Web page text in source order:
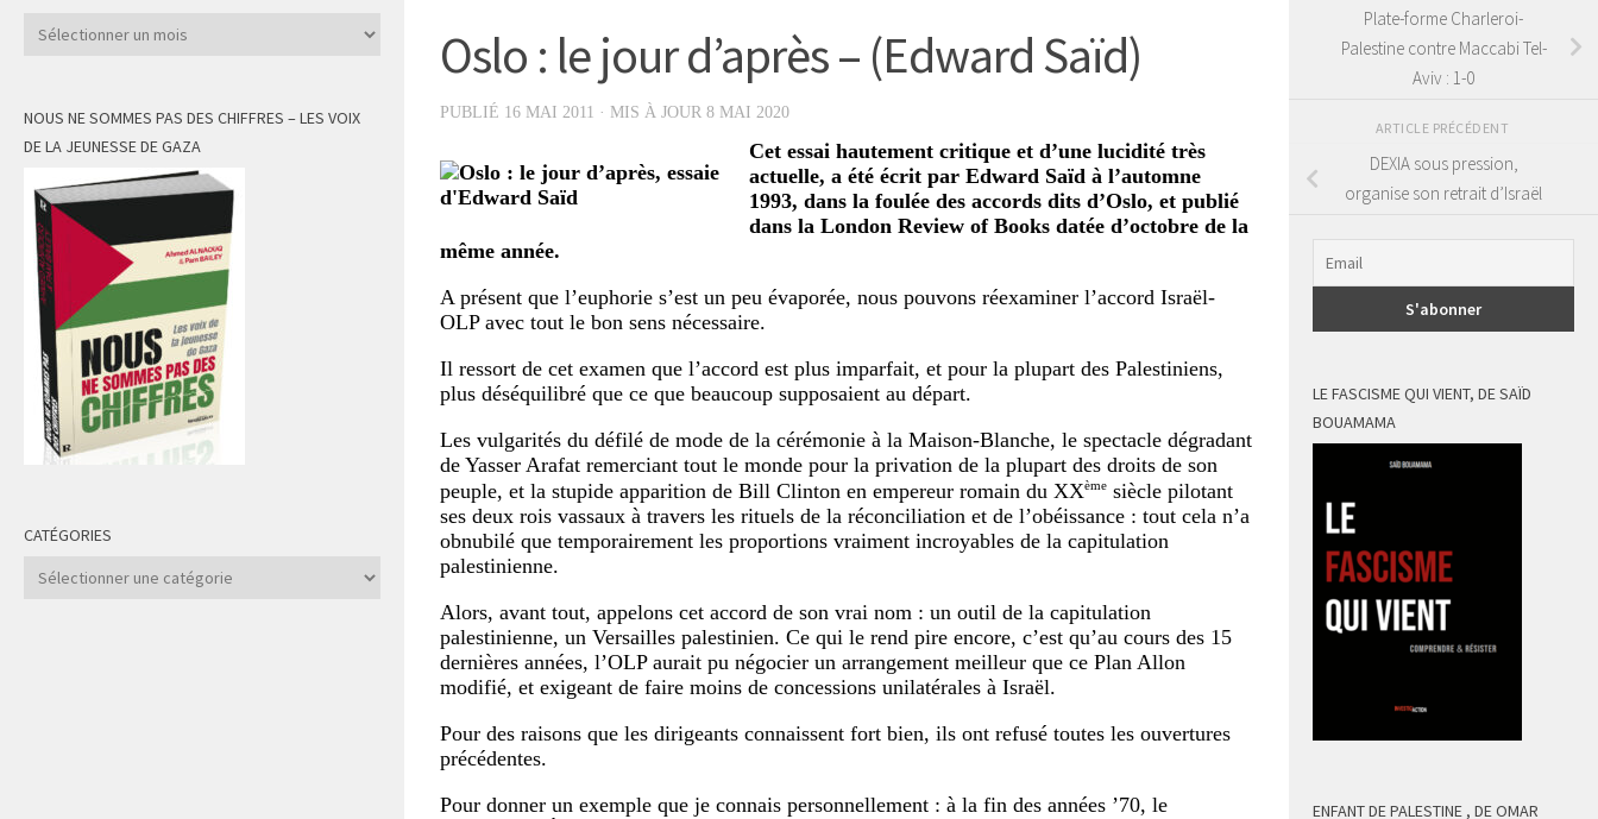
Oslo : le jour d’après – (Edward Saïd)
PUBLIÉ 16 MAI 2011 · MIS À JOUR 8 MAI 2020
Cet essai hautement critique et d’une lucidité très
actuelle, a été écrit par Edward Saïd à l’automne
1993, dans la foulée des accords dits d’Oslo, et publié
dans la London Review of Books datée d’octobre de la
même année.
A présent que l’euphorie s’est un peu évaporée, nous pouvons réexaminer l’accord Israël-
OLP avec tout le bon sens nécessaire.
Il ressort de cet examen que l’accord est plus imparfait, et pour la plupart des Palestiniens,
plus déséquilibré que ce que beaucoup supposaient au départ.
Les vulgarités du défilé de mode de la cérémonie à la Maison-Blanche, le spectacle dégradant
de Yasser Arafat remerciant tout le monde pour la privation de la plupart des droits de son
peuple, et la stupide apparition de Bill Clinton en empereur romain du XXème siècle pilotant
ses deux rois vassaux à travers les rituels de la réconciliation et de l’obéissance : tout cela n’a
obnubilé que temporairement les proportions vraiment incroyables de la capitulation
palestinienne.
Alors, avant tout, appelons cet accord de son vrai nom : un outil de la capitulation
palestinienne, un Versailles palestinien. Ce qui le rend pire encore, c’est qu’au cours des 15
dernières années, l’OLP aurait pu négocier un arrangement meilleur que ce Plan Allon
modifié, et exigeant de faire moins de concessions unilatérales à Israël.
Pour des raisons que les dirigeants connaissent fort bien, ils ont refusé toutes les ouvertures
précédentes.
Pour donner un exemple que je connais personnellement : à la fin des années ’70, le
Archives
NOUS NE SOMMES PAS DES CHIFFRES – LES VOIX
DE LA JEUNESSE DE GAZA
CATÉGORIES
Catégories
Plate-forme Charleroi-
Palestine contre Maccabi Tel-
Aviv : 1-0
ARTICLE PRÉCÉDENT
DEXIA sous pression,
organise son retrait d’Israël
LE FASCISME QUI VIENT, DE SAÏD
BOUAMAMA
ENFANT DE PALESTINE , DE OMAR